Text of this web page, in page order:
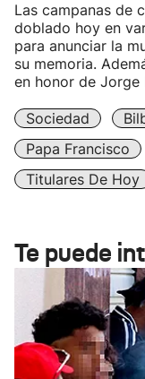
Las campanas de
doblado hoy en
para anunciar la
su memoria.
en honor de Jorge
Sociedad
Papa Francisco
Titulares De Hoy
Te puede